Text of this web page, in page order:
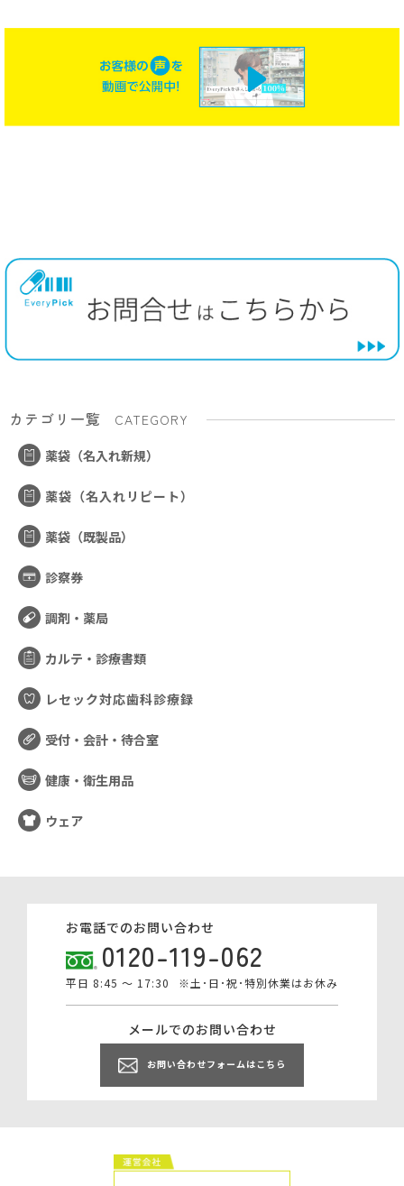
カテゴリ一覧
CATEGORY
薬袋（名入れ新規）
薬袋（名入れリピート）
薬袋（既製品）
診察券
調剤・薬局
カルテ・診療書類
レセック対応歯科診療録
受付・会計・待合室
健康・衛生用品
ウェア
お電話でのお問い合わせ
0120-119-062
平日 8:45 ～ 17:30 ※土･日･祝･特別休業はお休み
メールでのお問い合わせ
お問い合わせフォームはこちら